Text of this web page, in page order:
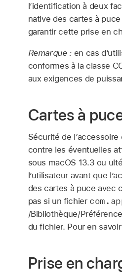
l’identification à deux
native des cartes à
garantir cette prise en
Remarque : en cas
conformes à la classe
aux exigences de
Cartes à
Sécurité de
contre les éventuelles
sous macOS 13.3 ou
l’utilisateur avant que
des cartes à puce avec
pas si un fichier
/Bibliothèque/
du fichier. Pour en
Prise en